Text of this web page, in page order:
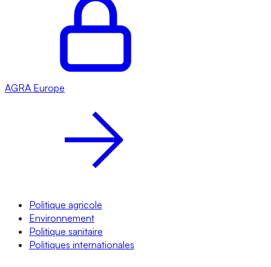
AGRA Europe
Politique agricole
Environnement
Politique sanitaire
Politiques internationales